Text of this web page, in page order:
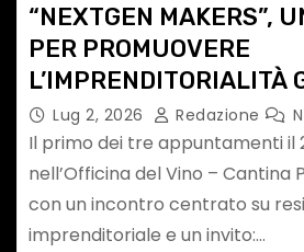
“NEXTGEN MAKERS”,
PER PROMUOVERE
L’IMPRENDITORIALITÀ
Lug 2, 2026 Redazione
Il primo dei tre appuntamenti il
nell’Officina del Vino – Cantina
con un incontro centrato su
imprenditoriale e un invito:…